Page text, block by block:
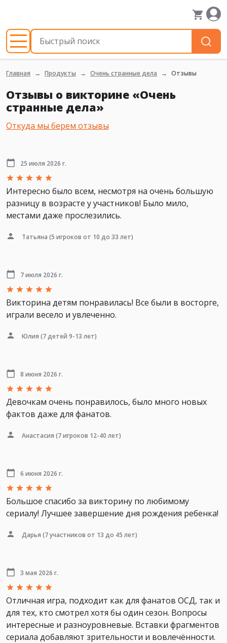
Главная Продукты Очень странные дела Отзывы
Отзывы о викторине «Очень
странные дела»
Откуда мы берем отзывы
25 июля 2026 г.
Интересно было всем, несмотря на очень большую
разницу в возрасте у участников! Было мило,
местами даже прослезились.
Татьяна (5 игроков от 10 до 33 лет)
7 июля 2026 г.
Викторина детям понравилась! Все были в восторге,
играли весело и увлеченно.
Юлия (7 детей 9-13 лет)
8 июня 2026 г.
Девочкам очень понравилось, было много новых
фактов даже для фанатов.
Анастасия (7 игроков 12-40 лет)
6 июня 2026 г.
Большое спасибо за викторину по любимому
сериалу! Лучшее завершение дня рождения ребенка!
Дарья (7 участников от 13 до 45 лет)
3 мая 2026 г.
Отличная игра, подходит как для фанатов ОСД, так и
для тех, кто смотрел хотя бы один сезон. Вопросы
интересные и разноуровневые. Вставки фрагментов
сериала добавляют зрительности и вовлечённости.